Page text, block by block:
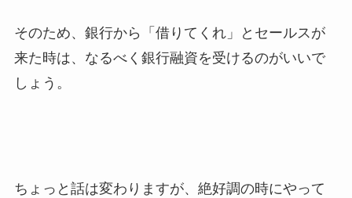
そのため、銀行から「借りてくれ」とセールスが
来た時は、なるべく銀行融資を受けるのがいいで
しょう。
ちょっと話は変わりますが、絶好調の時にやって